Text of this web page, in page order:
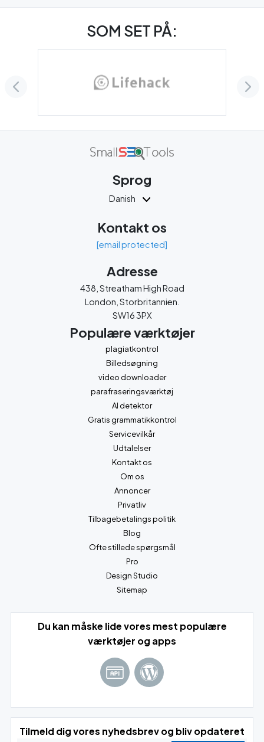
SOM SET PÅ:
Sprog
Danish
Kontakt os
[email protected]
Adresse
438, Streatham High Road
London, Storbritannien.
SW16 3PX
Populære værktøjer
plagiatkontrol
Billedsøgning
video downloader
parafraseringsværktøj
AI detektor
Gratis grammatikkontrol
Servicevilkår
Udtalelser
Kontakt os
Om os
Annoncer
Privatliv
Tilbagebetalings politik
Blog
Ofte stillede spørgsmål
Pro
Design Studio
Sitemap
Du kan måske lide vores mest populære
værktøjer og apps
Tilmeld dig vores nyhedsbrev og bliv opdateret